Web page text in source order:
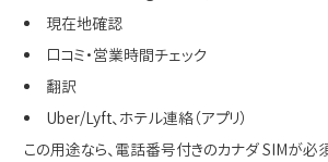
現在地確認
口コミ・営業時間チェック
翻訳
Uber/Lyft、ホテル連絡（アプリ）
この用途なら、電話番号付きのカナダ SIMが必